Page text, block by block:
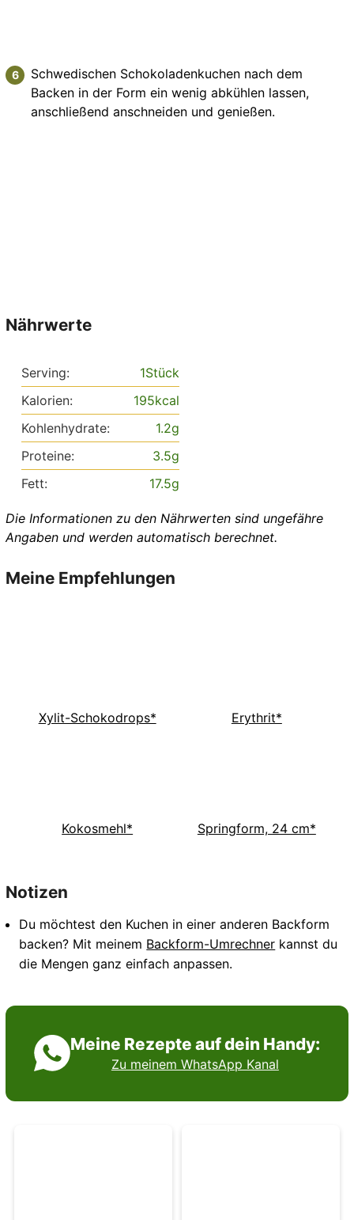
Schwedischen Schokoladenkuchen nach dem
Backen in der Form ein wenig abkühlen lassen,
anschließend anschneiden und genießen.
Nährwerte
Serving: 1Stück
Kalorien:
195kcal
Kohlenhydrate:
1.2g
Proteine:
3.5g
Fett:
17.5g
Die Informationen zu den Nährwerten sind ungefähre
Angaben und werden automatisch berechnet.
Meine Empfehlungen
Xylit-Schokodrops* Erythrit*
Kokosmehl* Springform, 24 cm*
Notizen
Du möchtest den Kuchen in einer anderen Backform
backen? Mit meinem Backform-Umrechner kannst du
die Mengen ganz einfach anpassen.
Meine Rezepte auf dein Handy:
Zu meinem WhatsApp Kanal